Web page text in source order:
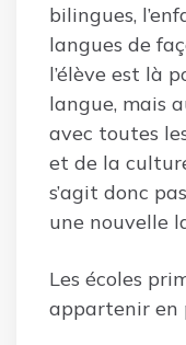
bilingues,
langues de
l’élève est là
langue, mais
avec toutes
et de la
s’agit donc
une nouvelle
Les écoles
appartenir en